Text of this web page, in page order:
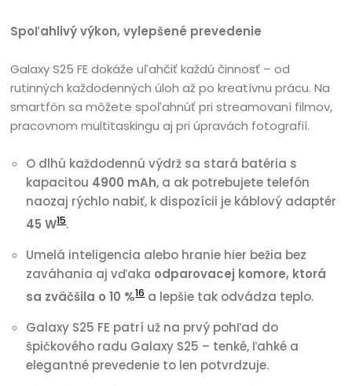
Spoľahlivý výkon, vylepšené prevedenie
Galaxy S25 FE dokáže uľahčiť každú činnosť – od
rutinných každodenných úloh až po kreatívnu prácu. Na
smartfón sa môžete spoľahnúť pri streamovaní filmov,
pracovnom multitaskingu aj pri úpravách fotografií.
O dlhú každodennú výdrž sa stará batéria s
kapacitou 4900 mAh, a ak potrebujete telefón
naozaj rýchlo nabiť, k dispozícii je káblový adaptér
45 W15.
Umelá inteligencia alebo hranie hier bežia bez
zaváhania aj vďaka odparovacej komore, ktorá
sa zväčšila o 10 %16a lepšie tak odvádza teplo.
Galaxy S25 FE patrí už na prvý pohľad do
špičkového radu Galaxy S25 – tenké, ľahké a
elegantné prevedenie to len potvrdzuje.